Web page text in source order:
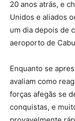
20 anos atrás, e
Unidos e aliados
um dia depois de
aeroporto de
Enquanto se
avaliam como
forças afegãs se
conquistas, e